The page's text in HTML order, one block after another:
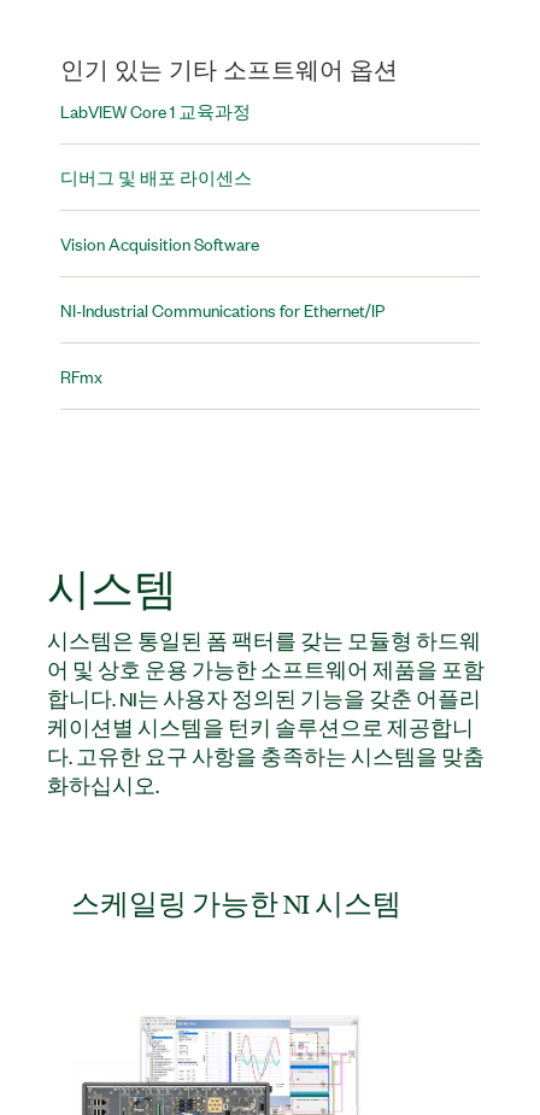
인기 있는 기타 소프트웨어 옵션
LabVIEW Core 1 교육과정
디버그 및 배포 라이센스
Vision Acquisition Software
NI-Industrial Communications for Ethernet/IP
RFmx
시스템
시스템은 통일된 폼 팩터를 갖는 모듈형 하드웨
어 및 상호 운용 가능한 소프트웨어 제품을 포함
합니다. NI는 사용자 정의된 기능을 갖춘 어플리
케이션별 시스템을 턴키 솔루션으로 제공합니
다. 고유한 요구 사항을 충족하는 시스템을 맞춤
화하십시오.
스케일링 가능한 NI 시스템